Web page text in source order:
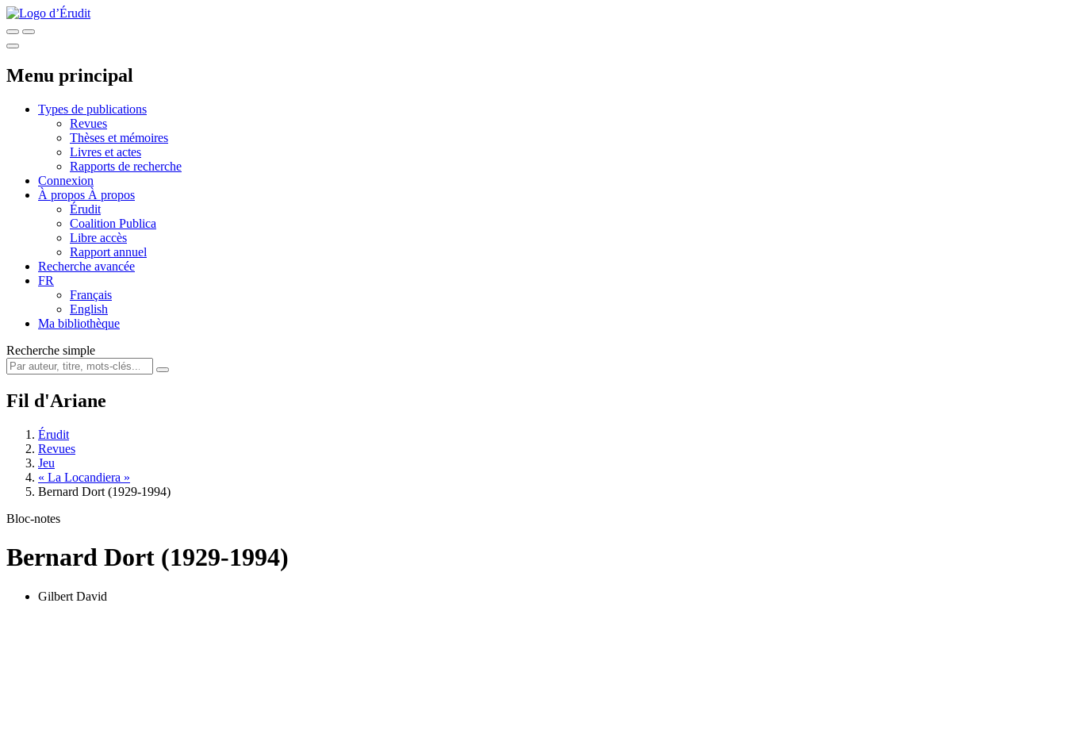
Menu principal
Types de publications
Revues
Thèses et mémoires
Livres et actes
Rapports de recherche
Connexion
À propos À propos
Érudit
Coalition Publica
Libre accès
Rapport annuel
Recherche avancée
FR
Français
English
Ma bibliothèque
Recherche simple
Fil d'Ariane
Érudit
Revues
Jeu
« La Locandiera »
Bernard Dort (1929-1994)
Bloc-notes
Bernard Dort (1929-1994)
Gilbert David